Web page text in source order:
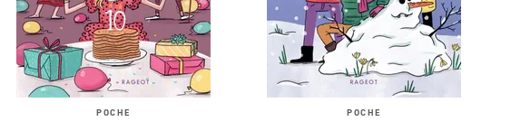
POCHE POCHE